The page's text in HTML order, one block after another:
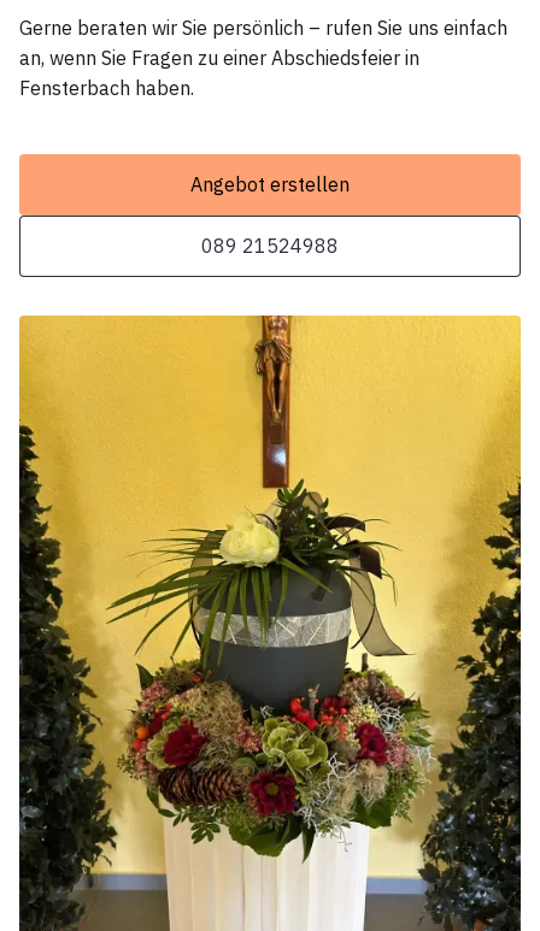
Gerne beraten wir Sie persönlich – rufen Sie uns einfach
an, wenn Sie Fragen zu einer Abschiedsfeier in
Fensterbach haben.
Angebot erstellen
089 21524988